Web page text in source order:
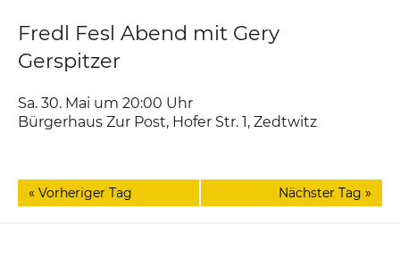
Fredl Fesl Abend mit Gery
Gerspitzer
Sa. 30. Mai um 20:00 Uhr
Bürgerhaus Zur Post, Hofer Str. 1 Zedtwitz
« Vorheriger Tag Nächster Tag »